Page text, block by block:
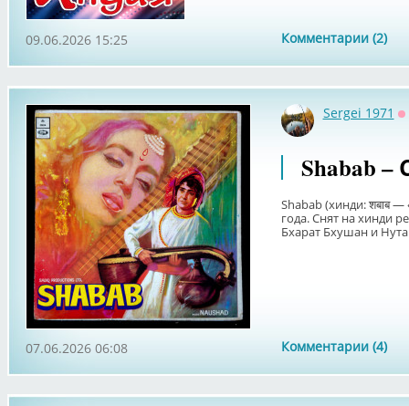
Комментарии (2)
09.06.2026 15:25
Sergei 1971
Shabab –
Shabab (хинди: शबाब
года. Снят на хинди
Бхарат Бхушан и
Комментарии (4)
07.06.2026 06:08